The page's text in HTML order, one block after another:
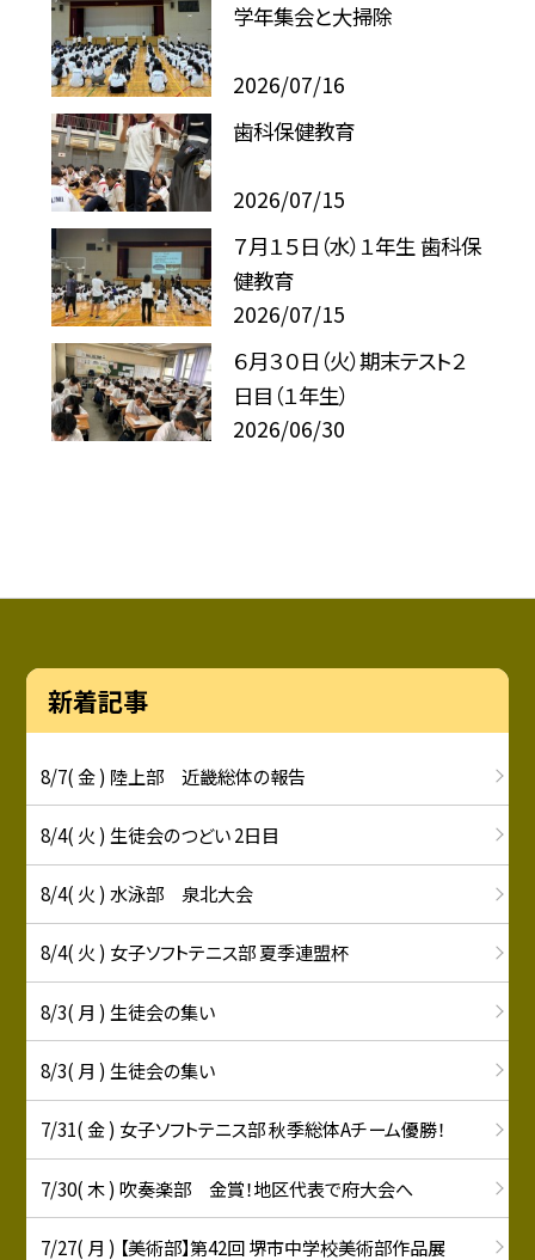
学年集会と大掃除
2026/07/16
歯科保健教育
2026/07/15
７月１５日（水）１年生 歯科保
健教育
2026/07/15
６月３０日（火）期末テスト２
日目（１年生）
2026/06/30
新着記事
8/7( 金 ) 陸上部 近畿総体の報告
8/4( 火 ) 生徒会のつどい 2日目
8/4( 火 ) 水泳部 泉北大会
8/4( 火 ) 女子ソフトテニス部 夏季連盟杯
8/3( 月 ) 生徒会の集い
8/3( 月 ) 生徒会の集い
7/31( 金 ) 女子ソフトテニス部 秋季総体Aチーム優勝！
7/30( 木 ) 吹奏楽部 金賞！地区代表で府大会へ
7/27( 月 ) 【美術部】第42回 堺市中学校美術部作品展